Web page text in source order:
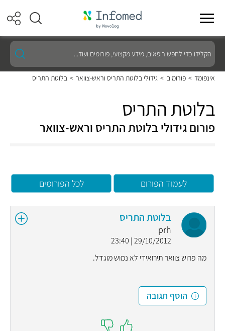
הקלידו
כדי
לחפש
רופאים,
מידע
פורומים
ועוד...
אינפומד > פורומים > גידולי בלוטת התריס וראש-צוואר > בלוטת התריס
בלוטת התריס
פורום גידולי בלוטת התריס וראש-צוואר
לעמוד הפורום לכל הפורומים
בלוטת התריס
prh
29/10/2012 | 23:40
מה פרוש צוואר תירואידי לא נמוש מוגדל.
הוסף תגובה